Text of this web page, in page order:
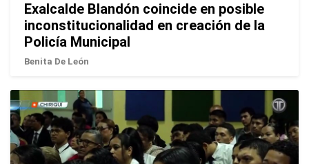
Exalcalde Blandón coincide en posible
inconstitucionalidad en creación de la
Policía Municipal
Benita De León